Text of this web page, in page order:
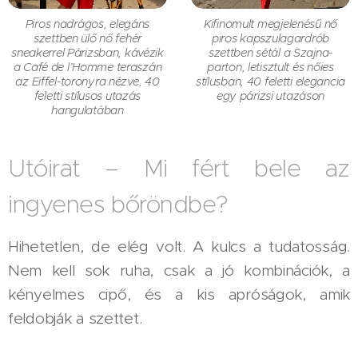
Piros nadrágos, elegáns
szettben ülő nő fehér
sneakerrel Párizsban, kávézik
a Café de l’Homme teraszán
az Eiffel-toronyra nézve, 40
feletti stílusos utazás
hangulatában
Kifinomult megjelenésű nő
piros kapszulagardrób
szettben sétál a Szajna-
parton, letisztult és nőies
stílusban, 40 feletti elegancia
egy párizsi utazáson
Utóirat – Mi fért bele az
ingyenes bőröndbe?
Hihetetlen, de elég volt. A kulcs a tudatosság.
Nem kell sok ruha, csak a jó kombinációk, a
kényelmes cipő, és a kis apróságok, amik
feldobják a szettet.